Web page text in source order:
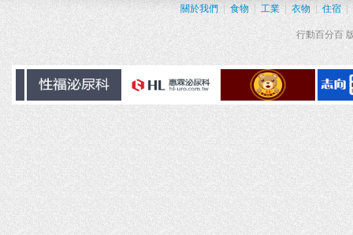
關於我們 | 食物 工業 | 衣物 | 住宿 |
行動百分百